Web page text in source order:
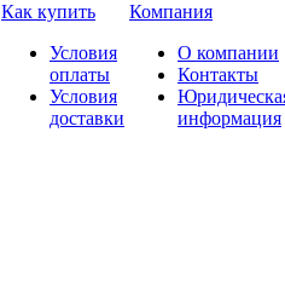
Как купить
Условия
оплаты
Условия
доставки
Компания
О компании
Контакты
информация